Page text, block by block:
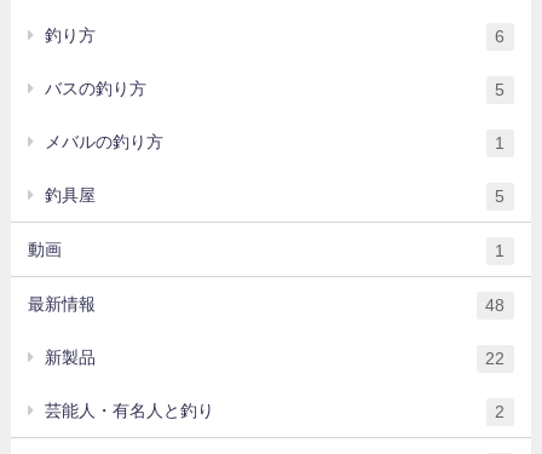
釣り方 6
バスの釣り方 5
メバルの釣り方 1
釣具屋 5
動画 1
最新情報 48
新製品 22
芸能人・有名人と釣り 2